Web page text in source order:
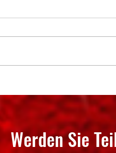
SV Neudorf
Werden Sie